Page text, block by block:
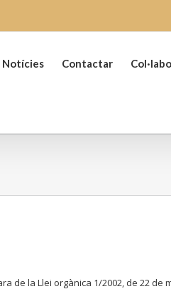
Notícies Contactar
de la Llei orgànica 1/2002, de 22